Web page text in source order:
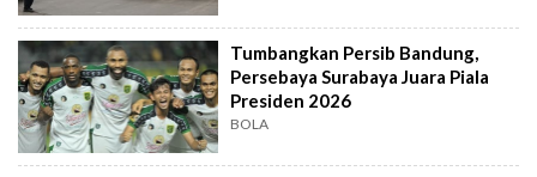
Tumbangkan Persib Bandung,
Persebaya Surabaya Juara Piala
Presiden 2026
BOLA